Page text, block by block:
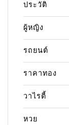
ประวัติ
ผู้หญิง
รถยนต์
ราคาทอง
วาไรตี้
หวย